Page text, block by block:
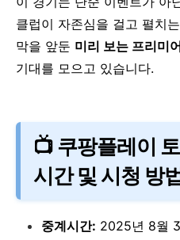
클럽이 자존심을 걸고 펼치는
막을 앞둔 미리 보는 프리미
기대를 모으고 있습니다.
📺 쿠팡플레이
시간 및 시청 방
중계시간: 2025년 8월